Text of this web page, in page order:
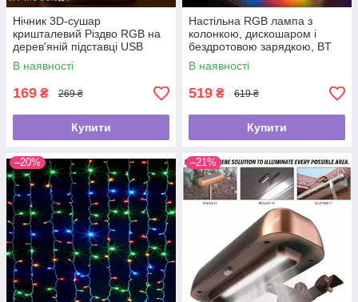
Нічник 3D-сушар
кришталевий Різдво RGB на
дерев'яній підставці USB
В наявності
169 ₴ 269 ₴
Купити
Настільна RGB лампа з
колонкою, дискошаром і
бездротовою зарядкою, BT
3402, Біла/ Розумна лампа
нічник/Смарт лампа
В наявності
519 ₴ 619 ₴
Купити
–20% –21%